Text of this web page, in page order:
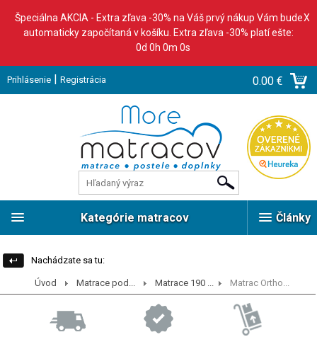
Špeciálna AKCIA - Extra zľava -30% na Váš prvý nákup Vám bude
automaticky započítaná v košíku. Extra zľava -30% platí ešte:
0d 0h 0m 0s
X
Prihlásenie | Registrácia 0.00 €
Články
Kategórie matracov
Nachádzate sa tu:
Úvod Matrace pod... Matrace 190 ... Matrac Ortho...